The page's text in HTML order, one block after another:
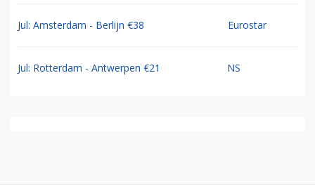
Jul: Amsterdam - Berlijn €38 Eurostar
Jul: Rotterdam - Antwerpen €21 NS